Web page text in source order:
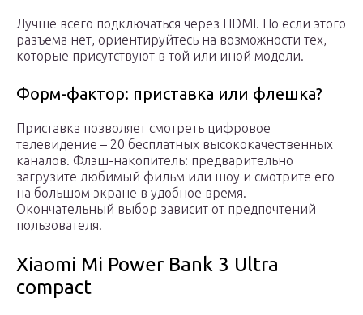
Лучше всего подключаться через HDMI. Но если этого
разъема нет, ориентируйтесь на возможности тех,
которые присутствуют в той или иной модели.
Форм-фактор: приставка или флешка?
Приставка позволяет смотреть цифровое
телевидение – 20 бесплатных высококачественных
каналов. Флэш-накопитель: предварительно
загрузите любимый фильм или шоу и смотрите его
на большом экране в удобное время.
Окончательный выбор зависит от предпочтений
пользователя.
Xiaomi Mi Power Bank 3 Ultra
compact